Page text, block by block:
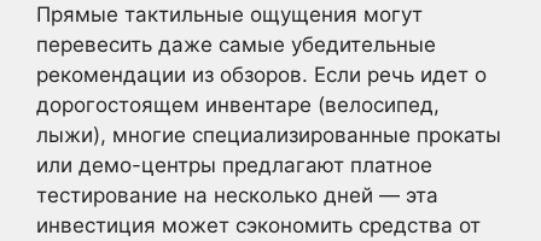
Прямые тактильные ощущения могут
перевесить даже самые убедительные
рекомендации из обзоров. Если речь идет о
дорогостоящем инвентаре (велосипед,
лыжи), многие специализированные прокаты
или демо-центры предлагают платное
тестирование на несколько дней — эта
инвестиция может сэкономить средства от